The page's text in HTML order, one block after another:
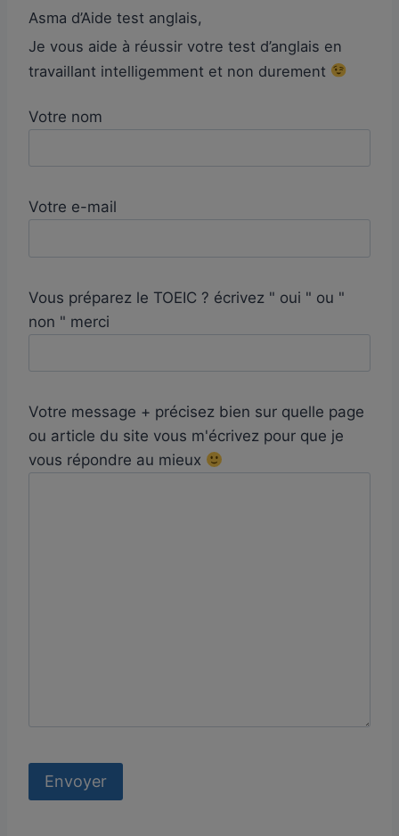
Asma d’Aide test anglais,
Je vous aide à réussir votre test d’anglais en
travaillant intelligemment et non durement
Votre nom
Votre e-mail
Vous préparez le TOEIC ? écrivez " oui " ou "
non " merci
Votre message + précisez bien sur quelle page
ou article du site vous m'écrivez pour que je
vous répondre au mieux